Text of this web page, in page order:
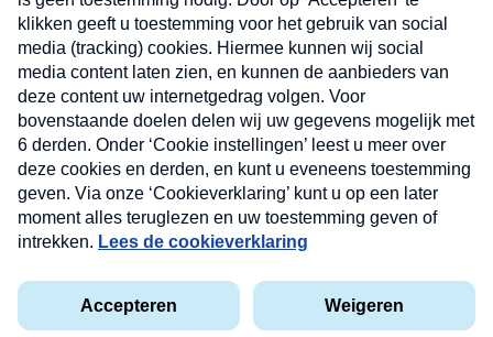
Privacyverklaring
Cookieverklaring
Kwetsbaarheid melden
Nieuwsbrief
Neem hier een gratis abonnement op onze
nieuwsbrief. Elke vrijdag- en dinsdagochtend in uw